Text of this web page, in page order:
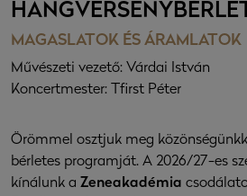
MAGASLATOK ÉS ÁRAMLATOK
Művészeti vezető: Várdai István
Koncertmester: Tfirst Péter
Örömmel osztjuk meg
bérletes programját. A 2026/27-es
kínálunk a Zeneakadémia